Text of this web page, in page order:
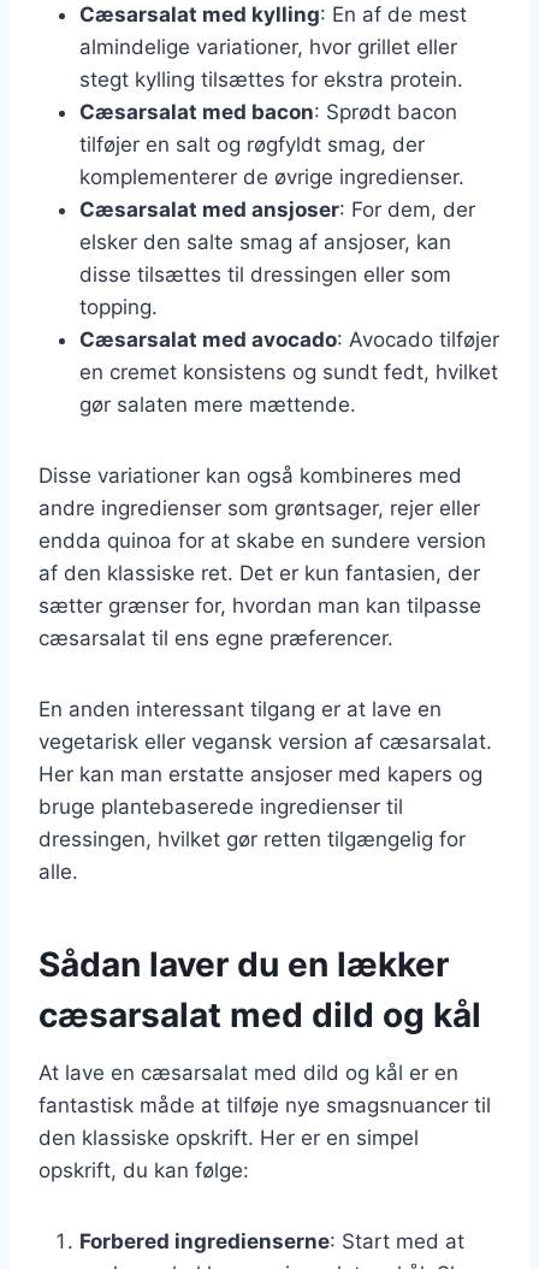
Cæsarsalat med kylling: En af de mest
almindelige variationer, hvor grillet eller
stegt kylling tilsættes for ekstra protein.
Cæsarsalat med bacon: Sprødt bacon
tilføjer en salt og røgfyldt smag, der
komplementerer de øvrige ingredienser.
Cæsarsalat med ansjoser: For dem, der
elsker den salte smag af ansjoser, kan
disse tilsættes til dressingen eller som
topping.
Cæsarsalat med avocado: Avocado tilføjer
en cremet konsistens og sundt fedt, hvilket
gør salaten mere mættende.
Disse variationer kan også kombineres med
andre ingredienser som grøntsager, rejer eller
endda quinoa for at skabe en sundere version
af den klassiske ret. Det er kun fantasien, der
sætter grænser for, hvordan man kan tilpasse
cæsarsalat til ens egne præferencer.
En anden interessant tilgang er at lave en
vegetarisk eller vegansk version af cæsarsalat.
Her kan man erstatte ansjoser med kapers og
bruge plantebaserede ingredienser til
dressingen, hvilket gør retten tilgængelig for
alle.
Sådan laver du en lækker
cæsarsalat med dild og kål
At lave en cæsarsalat med dild og kål er en
fantastisk måde at tilføje nye smagsnuancer til
den klassiske opskrift. Her er en simpel
opskrift, du kan følge:
Forbered ingredienserne: Start med at